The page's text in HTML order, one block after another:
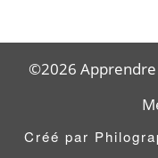
©2026 Apprendre
Créé par